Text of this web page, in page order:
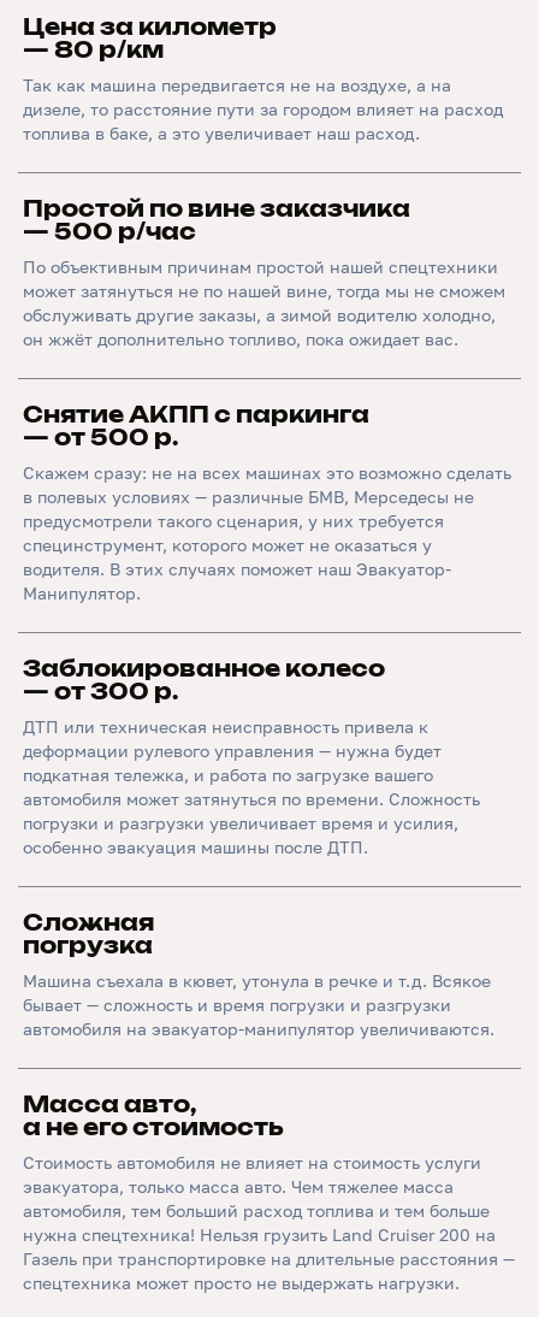
Цена за километр
— 80 р/км
Так как машина передвигается не на воздухе, а на
дизеле, то расстояние пути за городом влияет на расход
топлива в баке, а это увеличивает наш расход.
Простой по вине заказчика
— 500 р/час
По объективным причинам простой нашей спецтехники
может затянуться не по нашей вине, тогда мы не сможем
обслуживать другие заказы, а зимой водителю холодно,
он жжёт дополнительно топливо, пока ожидает вас.
Снятие АКПП с паркинга
— от 500 р.
Скажем сразу: не на всех машинах это возможно сделать
в полевых условиях — различные БМВ, Мерседесы не
предусмотрели такого сценария, у них требуется
специнструмент, которого может не оказаться у
водителя. В этих случаях поможет наш Эвакуатор-
Манипулятор.
Заблокированное колесо
— от 300 р.
ДТП или техническая неисправность привела к
деформации рулевого управления — нужна будет
подкатная тележка, и работа по загрузке вашего
автомобиля может затянуться по времени. Сложность
погрузки и разгрузки увеличивает время и усилия,
особенно эвакуация машины после ДТП.
Сложная
погрузка
Машина съехала в кювет, утонула в речке и т.д. Всякое
бывает — сложность и время погрузки и разгрузки
автомобиля на эвакуатор-манипулятор увеличиваются.
Масса авто,
а не его стоимость
Стоимость автомобиля не влияет на стоимость услуги
эвакуатора, только масса авто. Чем тяжелее масса
автомобиля, тем больший расход топлива и тем больше
нужна спецтехника! Нельзя грузить Land Cruiser 200 на
Газель при транспортировке на длительные расстояния —
спецтехника может просто не выдержать нагрузки.